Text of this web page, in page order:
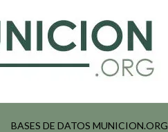
BASES DE DATOS MUNICION.ORG